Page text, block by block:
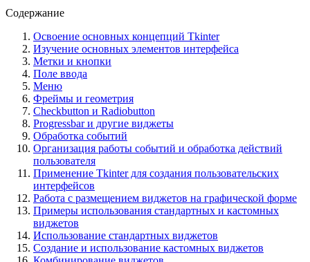
Содержание
Освоение основных концепций Tkinter
Изучение основных элементов интерфейса
Метки и кнопки
Поле ввода
Меню
Фреймы и геометрия
Checkbutton и Radiobutton
Progressbar и другие виджеты
Обработка событий
Организация работы событий и обработка действий
пользователя
Применение Tkinter для создания пользовательских
интерфейсов
Работа с размещением виджетов на графической форме
Примеры использования стандартных и кастомных
виджетов
Использование стандартных виджетов
Создание и использование кастомных виджетов